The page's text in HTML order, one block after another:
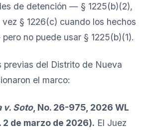
de detención — § 1225(b)(2),
vez § 1226(c) cuando los hechos
no puede usar § 1225(b)(1).
previas del Distrito de Nueva
el marco:
v. Soto, No. 26-975, 2026 WL
2 de marzo de 2026). El Juez